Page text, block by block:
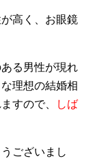
高く、お眼鏡
る男性が現れ
理想の結婚相
すので、
しば
ございまし